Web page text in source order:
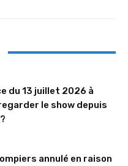
du 13 juillet 2026 à
le show depuis
annulé en raison